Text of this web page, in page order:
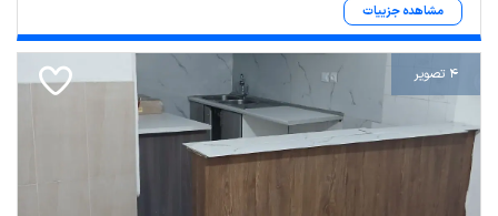
مشاهده جزییات
4 تصویر